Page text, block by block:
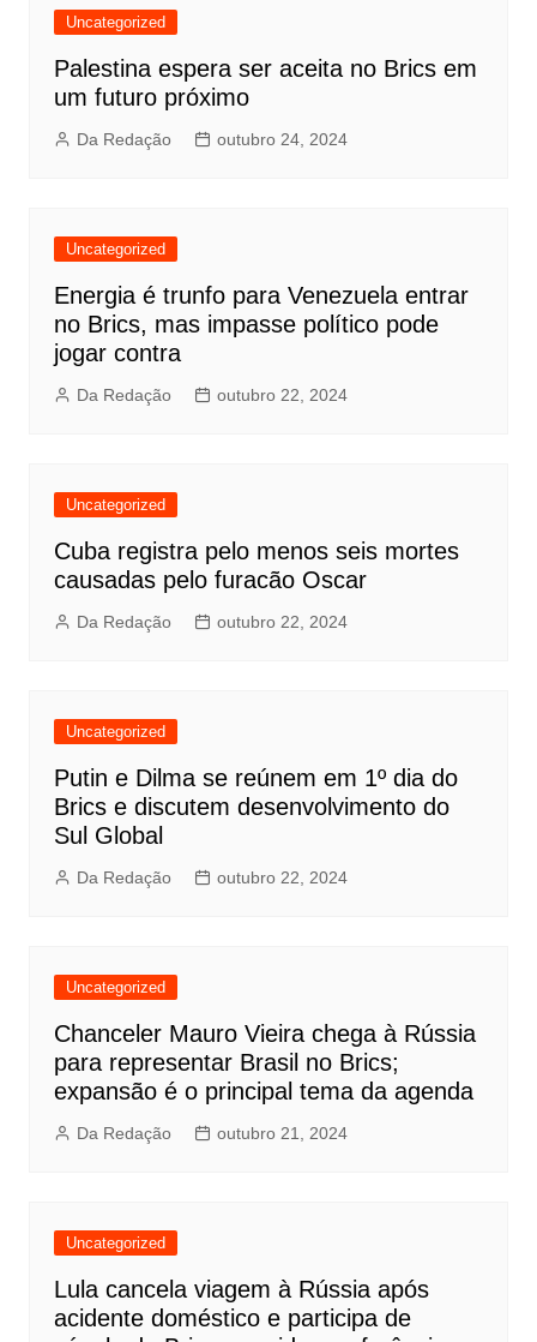
Uncategorized
Palestina espera ser aceita no Brics em
um futuro próximo
Da Redação outubro 24, 2024
Uncategorized
Energia é trunfo para Venezuela entrar
no Brics, mas impasse político pode
jogar contra
Da Redação outubro 22, 2024
Uncategorized
Cuba registra pelo menos seis mortes
causadas pelo furacão Oscar
Da Redação outubro 22, 2024
Uncategorized
Putin e Dilma se reúnem em 1º dia do
Brics e discutem desenvolvimento do
Sul Global
Da Redação outubro 22, 2024
Uncategorized
Chanceler Mauro Vieira chega à Rússia
para representar Brasil no Brics;
expansão é o principal tema da agenda
Da Redação outubro 21, 2024
Uncategorized
Lula cancela viagem à Rússia após
acidente doméstico e participa de